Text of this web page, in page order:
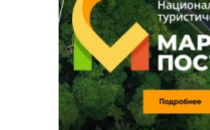
МЕЛОДРАМЫ
ИСПАНИЯ
ФРАНЦИЯ
ГЕРМАНИЯ
СВЕТСКИЕ НОВОСТИ
СПОЙЛЕРЫ ИЗ СЕРИАЛОВ